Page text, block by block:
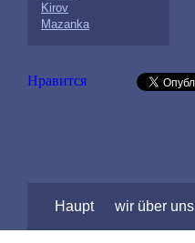
Kirov
Mazanka
Нравится
Haupt wir über uns